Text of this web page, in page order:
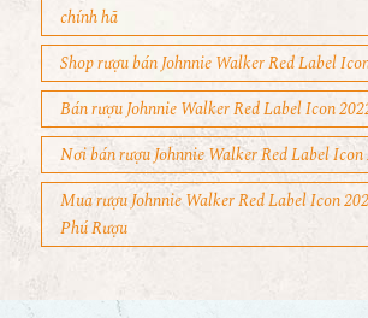
chính hã
Shop rượu bán Johnnie Walker Red Label
Bán rượu Johnnie Walker Red Label Icon
Nơi bán rượu Johnnie Walker Red Label Icon
Mua rượu Johnnie Walker Red Label Icon
Phú Rượu